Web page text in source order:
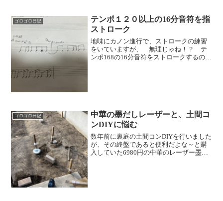
ゴロゴロ日記
テンポ１２０以上の16分音符を指
ストローク
地味にカノン進行で、ストロークの練習
をいていますが、 無理じゃね！？ テ
ンポ168の16分音符をストロークするの＞
ゴロゴロ日記
中華の墨だしレーザーと、土間コ
ンDIYに悩む
数年前に裏庭の土間コンDIYを行いました
が、その終盤であると便利だよな～と購
入していた6980円の中華のレーザー墨出